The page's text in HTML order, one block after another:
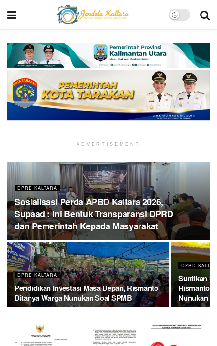
ADVERTISEMENT
DPRD KALTARA
Sosialisasi Perda APBD Kaltara 2026,
Supaad : Ini Bentuk Transparansi DPRD
dan Pemerintah Kepada Masyarakat
DPRD KALTARA
Pendidikan Investasi Masa Depan, Rismanto
Ditanya Warga Nunukan Soal SPMB
DPRD
Suntikan
Rismanto
Nunukan